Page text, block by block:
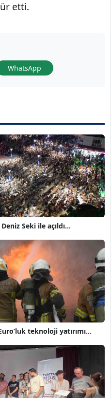
etti.
WhatsApp
Seki ile açıldı...
teknoloji yatırımı...